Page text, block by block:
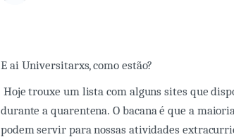
E ai Universitarxs, como estão?
Hoje trouxe um lista com alguns sites que
durante a quarentena. O bacana é que a
podem servir para nossas atividades